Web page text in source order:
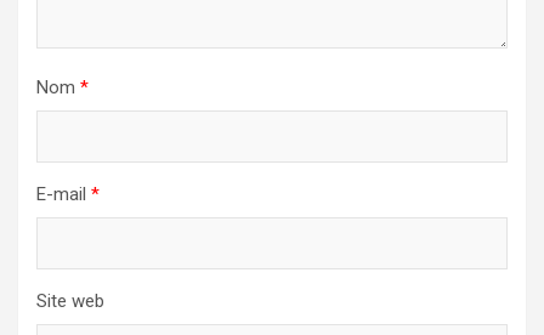
Nom *
E-mail *
Site web